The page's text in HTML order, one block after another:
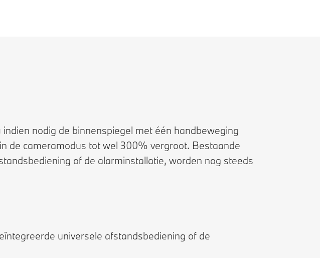
nodig de binnenspiegel met één handbeweging
de cameramodus tot wel 300% vergroot. Bestaande
of de alarminstallatie, worden nog steeds
universele afstandsbediening of de